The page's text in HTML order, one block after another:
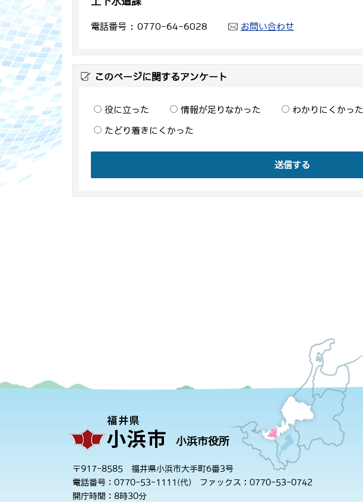
電話番号 0770-64-6028 お問い合わせ
このページに関するアンケート
役に立った 情報が足りなかった わかりにくかった
たどり着きにくかった
送信する
小浜市役所
〒917-8585 福井県小浜市大手町6番3号
電話番号：0770-53-1111(代) ファックス：0770-53-0742
開庁時間：8時30分